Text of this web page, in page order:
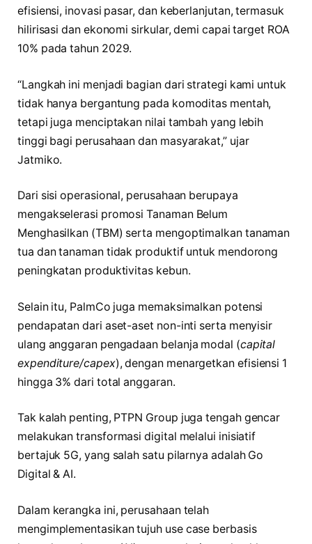
efisiensi, inovasi pasar, dan keberlanjutan, termasuk
hilirisasi dan ekonomi sirkular, demi capai target ROA
10% pada tahun 2029.
“Langkah ini menjadi bagian dari strategi kami untuk
tidak hanya bergantung pada komoditas mentah,
tetapi juga menciptakan nilai tambah yang lebih
tinggi bagi perusahaan dan masyarakat,” ujar
Jatmiko.
Dari sisi operasional, perusahaan berupaya
mengakselerasi promosi Tanaman Belum
Menghasilkan (TBM) serta mengoptimalkan tanaman
tua dan tanaman tidak produktif untuk mendorong
peningkatan produktivitas kebun.
Selain itu, PalmCo juga memaksimalkan potensi
pendapatan dari aset-aset non-inti serta menyisir
ulang anggaran pengadaan belanja modal (capital
expenditure/capex), dengan menargetkan efisiensi 1
hingga 3% dari total anggaran.
Tak kalah penting, PTPN Group juga tengah gencar
melakukan transformasi digital melalui inisiatif
bertajuk 5G, yang salah satu pilarnya adalah Go
Digital & AI.
Dalam kerangka ini, perusahaan telah
mengimplementasikan tujuh use case berbasis